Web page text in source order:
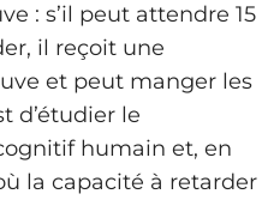
: s’il peut attendre 15
il reçoit une
et peut manger les
d’étudier le
humain et, en
la capacité à retarder